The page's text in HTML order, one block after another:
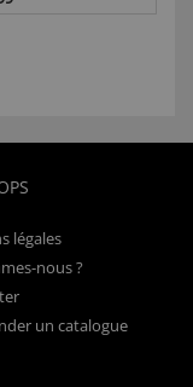
légales
nous ?
un catalogue